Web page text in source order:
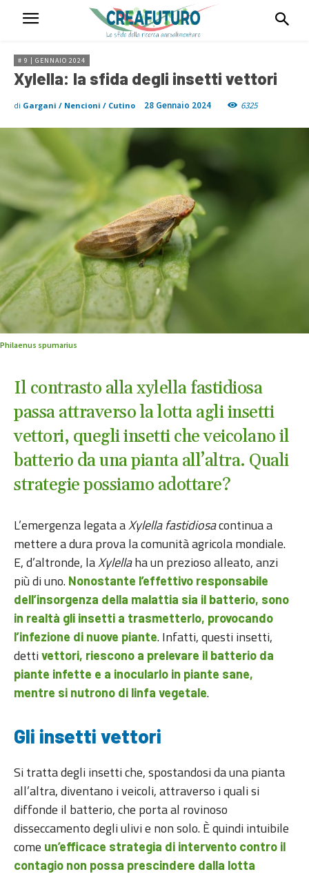
# 9 | GENNAIO 2024
Xylella: la sfida degli insetti vettori
di Gargani / Nencioni / Cutino 28 Gennaio 2024 6325
Philaenus spumarius
Il contrasto alla xylella fastidiosa
passa attraverso la lotta agli insetti
vettori, quegli insetti che veicolano il
batterio da una pianta all’altra. Quali
strategie possiamo adottare?
L’emergenza legata aXylella fastidiosacontinua a
mettere a dura prova la comunità agricola mondiale.
E, d’altronde, laXylellaha un prezioso alleato, anzi
più di uno. Nonostante l’effettivo responsabile
dell’insorgenza della malattia sia il batterio, sono
in realtà gli insetti a trasmetterlo, provocando
l’infezione di nuove piante. Infatti, questi insetti,
dettivettori, riescono a prelevare il batterio da
piante infette e a inocularlo in piante sane,
mentre si nutrono di linfa vegetale.
Gli insetti vettori
Si tratta degli insetti che, spostandosi da una pianta
all’altra, diventano i veicoli, attraverso i quali si
diffonde il batterio, che porta al rovinoso
disseccamento degli ulivi e non solo. È quindi intuibile
come un’efficace strategia di intervento contro il
contagio non possa prescindere dalla lotta